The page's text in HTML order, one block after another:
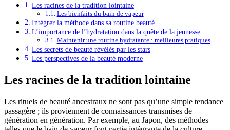
Les racines de la tradition lointaine
Les bienfaits du bain de vapeur
Intégrer la méthode dans sa routine beauté
L’importance de l’hydratation dans la quête de la jeunesse
Maintenir une routine hydratante : meilleures pratiques
Les secrets de beauté révélés par les stars
Les perspectives de la beauté moderne
Les racines de la tradition lointaine
Les rituels de beauté ancestraux ne sont pas qu’une simple tendance
passagère ; ils proviennent de connaissances transmises de
génération en génération. Par exemple, au Japon, des méthodes